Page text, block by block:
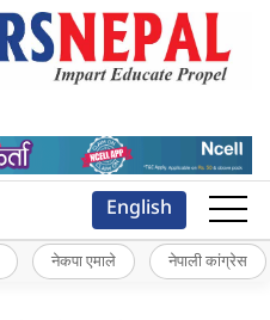
English
नेकपा एमाले नेपाली कांग्रेस